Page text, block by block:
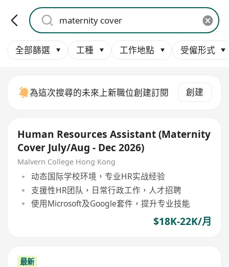
全部篩選 工種 工作地點 受僱形式
為這次搜尋的未來上新職位創建訂閱 創建
Human Resources Assistant (Maternity
Cover July/Aug - Dec 2026)
Malvern College Hong Kong
动态国际学校环境，专业HR实战经验
支援性HR团队，日常行政工作，人才招聘
使用Microsoft及Google套件，提升专业技能
$18K-22K/月
最新